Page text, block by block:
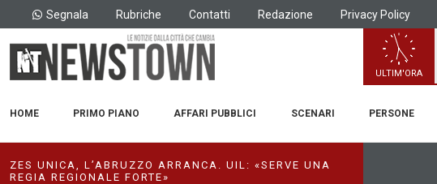
Segnala Rubriche Contatti Redazione Privacy Policy
ULTIM'ORA
HOME PRIMO PIANO AFFARI PUBBLICI SCENARI PERSONE
ZES UNICA, L’ABRUZZO ARRANCA. UIL: «SERVE UNA
REGIA REGIONALE FORTE»